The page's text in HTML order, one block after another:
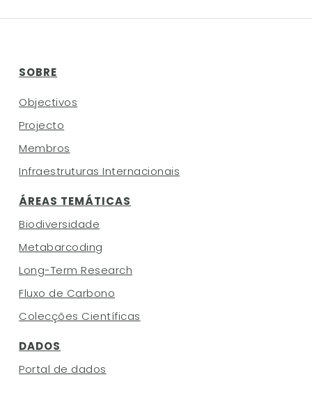
SOBRE
Objectivos
Projecto
Membros
Infraestruturas Internacionais
ÁREAS TEMÁTICAS
Biodiversidade
Metabarcoding
Long-Term Research
Fluxo de Carbono
Colecções Científicas
DADOS
Portal de dados